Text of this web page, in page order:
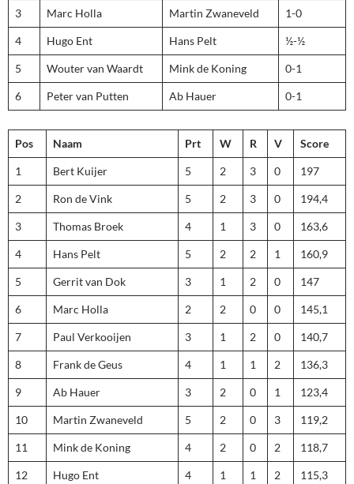
3 Marc Holla Martin Zwaneveld 1-0
4 Hugo Ent Hans Pelt ½-½
5 Wouter van Waardt Mink de Koning 0-1
6 Peter van Putten Ab Hauer 0-1
Pos Naam Prt W R V Score
1 Bert Kuijer 5 2 3 0 197
2 Ron de Vink 5 2 3 0 194,4
3 Thomas Broek 4 1 3 0 163,6
4 Hans Pelt 5 2 2 1 160,9
5 Gerrit van Dok 3 1 2 0 147
6 Marc Holla 2 2 0 0 145,1
7 Paul Verkooijen 3 1 2 0 140,7
8 Frank de Geus 4 1 1 2 136,3
9 Ab Hauer 3 2 0 1 123,4
10 Martin Zwaneveld 5 2 0 3 119,2
11 Mink de Koning 4 2 0 2 118,7
12 Hugo Ent 4 1 1 2 115,3